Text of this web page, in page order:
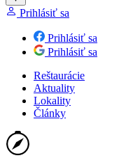
Prihlásiť sa
Prihlásiť sa
Prihlásiť sa
Reštaurácie
Aktuality
Lokality
Články